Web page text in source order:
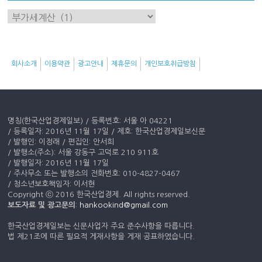
이
드
회사소개 이용약관 광고안내 제휴문의 개인보호취급방침
명칭(한국산업경제일보) / 등록번호: 서울 아 04221
/ 등록일자: 2016년 11월 17일 / 제호: 한국산업경제일보신문
/ 발행인: 이정래 / 편집인: 안서희
/ 발행소(주소): 서울 강동구 고덕로 210 911호
/ 발행일자: 2016년 11월 17일
/ 주사무소 또는 발행소의 전화번호: 010-4827-0467
/ 청소년보호책임자: 이서현
Copyright ⓒ 2016 한국산업경제. All rights reserved.
보도자료 및 광고문의 : hankookind@gmail.com
한국산업경제일보는 신문사업자 주요 준수사항을 따릅니다.
법 제21조에 따른 필요적 게재사항을 게재 공표하였습니다.